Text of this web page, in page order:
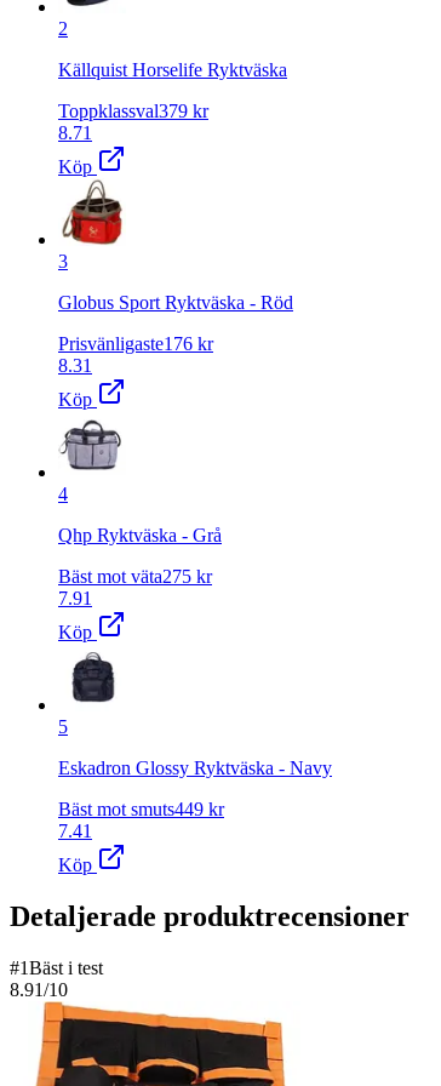
2
Källquist Horselife Ryktväska
Toppklassval379 kr
8.71
Köp
3
Globus Sport Ryktväska - Röd
Prisvänligaste176 kr
8.31
Köp
4
Qhp Ryktväska - Grå
Bäst mot väta275 kr
7.91
Köp
5
Eskadron Glossy Ryktväska - Navy
Bäst mot smuts449 kr
7.41
Köp
Detaljerade produktrecensioner
#1Bäst i test
8.91/10